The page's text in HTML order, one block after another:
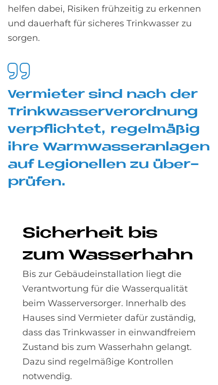
helfen dabei, Risiken frühzeitig zu erkennen
und dauerhaft für sicheres Trinkwasser zu
sorgen.
Ver­mie­ter sind nach der
Trink­was­ser­ver­ord­nung
ver­pflich­tet, re­gel­mä­ßig
ihre Warm­was­ser­an­la­gen
auf Le­gio­nel­len zu über­
prü­fen.
Si­cher­heit bis
zum Was­ser­hahn
Bis zur Gebäudeinstallation liegt die
Verantwortung für die Wasserqualität
beim Wasserversorger. Innerhalb des
Hauses sind Vermieter dafür zuständig,
dass das Trinkwasser in einwandfreiem
Zustand bis zum Wasserhahn gelangt.
Dazu sind regelmäßige Kontrollen
notwendig.